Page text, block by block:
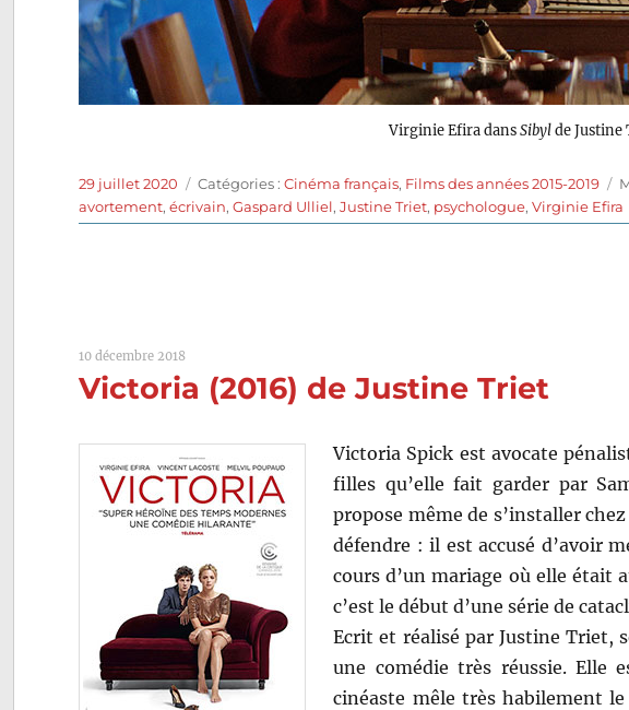
Virginie Efira dansSibylde Justine
Publié
le
29 juillet 2020 Catégories
Catégories :Cinéma français, Films des années 2015-2019
avortement,écrivain,Gaspard Ulliel,Justine Triet, psychologue,Virginie Efira
10 décembre 2018
Victoria (2016) de Justine Triet
Victoria Spick est avocate
filles qu’elle fait garder par
propose même de s’installer
défendre : il est accusé d’avoir
cours d’un mariage où elle était
c’est le début d’une série de
Ecrit et réalisé par Justine Triet,
une comédie très réussie. Elle
cinéaste mêle très habilement